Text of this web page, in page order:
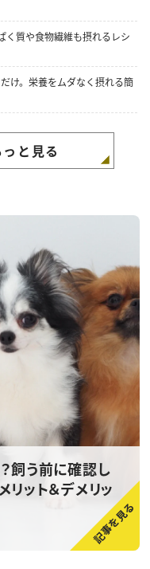
く質や食物繊維も摂れるレシ
け。栄養をムダなく摂れる簡
と見る
飼う前に確認し
リット＆デメリッ